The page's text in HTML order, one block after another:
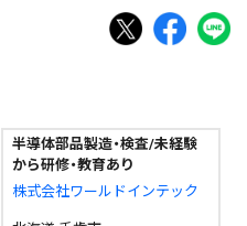
半導体部品製造・検査/未経験
から研修・教育あり
株式会社ワールドインテック